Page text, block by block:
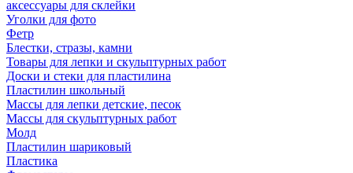
аксессуары для склейки
Уголки для фото
Фетр
Блестки, стразы, камни
Товары для лепки и скульптурных работ
Доски и стеки для пластилина
Пластилин школьный
Массы для лепки детские, песок
Массы для скульптурных работ
Молд
Пластилин шариковый
Пластика